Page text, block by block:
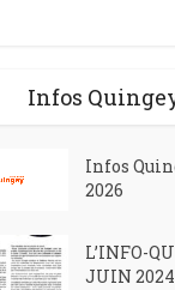
Infos
Infos
2026
L’INFO-
JUIN 2024